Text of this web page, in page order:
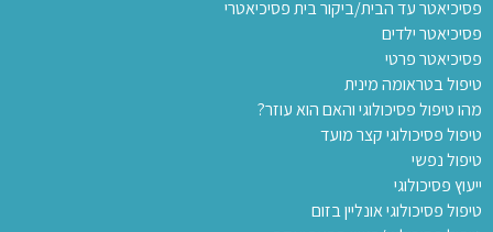
פסיכיאטר עד הבית/ביקור בית פסיכיאטרי
פסיכיאטר ילדים
פסיכיאטר פרטי
טיפול בטראומה מינית
מהו טיפול פסיכולוגי והאם הוא עוזר?
טיפול פסיכולוגי קצר מועד
טיפול נפשי
ייעוץ פסיכולוגי
טיפול פסיכולוגי אונליין בזום